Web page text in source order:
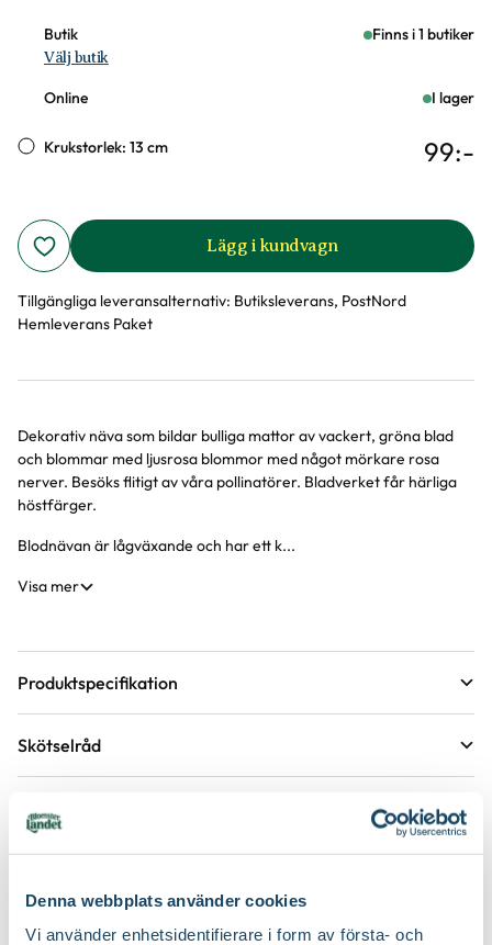
Denna webbplats använder cookies
Vi använder enhetsidentifierare i form av första- och
Butik Finns i 1 butiker
Välj butik
Online I lager
Krukstorlek: 13 cm 99:-
Lägg i kundvagn
Tillgängliga leveransalternativ: Butiksleverans, PostNord
Hemleverans Paket
Produktinformation
Dekorativ näva som bildar bulliga mattor av vackert, gröna blad
och blommar med ljusrosa blommor med något mörkare rosa
nerver. Besöks flitigt av våra pollinatörer. Bladverket får härliga
höstfärger.
Blodnävan är lågväxande och har ett k...
Visa mer
Produktspecifikation
Krukstorlek
Blomfärg Rosa
Skötselråd
Övervintringsförmåga A*
Antal per kvm 7-9 plantor
Etableringsråd - så får du en lyckad plantering och
tillväxt
torra perioder.
Håll rabatten fri från ogräs för att underlätta etablering.
Köp till för ett lyckat resultat